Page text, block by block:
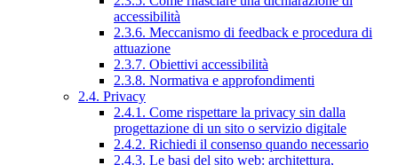
accessibilità
2.3.6. Meccanismo di feedback e procedura di
attuazione
2.3.7. Obiettivi accessibilità
2.3.8. Normativa e approfondimenti
2.4. Privacy
2.4.1. Come rispettare la privacy sin dalla
progettazione di un sito o servizio digitale
2.4.2. Richiedi il consenso quando necessario
2.4.3. Le basi del sito web: architettura,